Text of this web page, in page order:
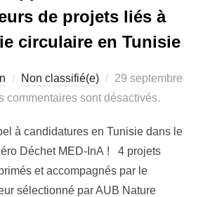
de projets liés à
circulaire en Tunisie
Non classifié(e)
Publié
le
29 septembre
commentaires sont désactivés.
à candidatures en Tunisie dans le
Déchet MED-InA ! 4 projets
et accompagnés par le
sélectionné par AUB Nature